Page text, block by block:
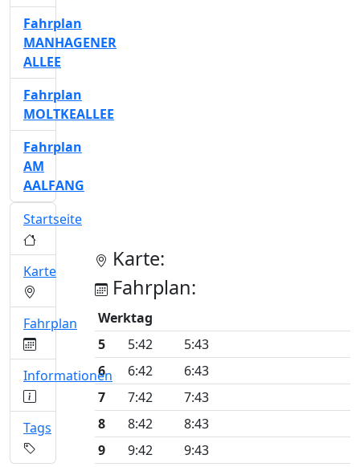
Karte:
Fahrplan:
Werktag
5
5:42
5:43
6
6:42
6:43
7
7:42
7:43
8
8:42
8:43
9
9:42
9:43
Fahrplan
MANHAGENER
ALLEE
Fahrplan
MOLTKEALLEE
Fahrplan
AM
AALFANG
Startseite
Karte
Fahrplan
Informationen
Tags